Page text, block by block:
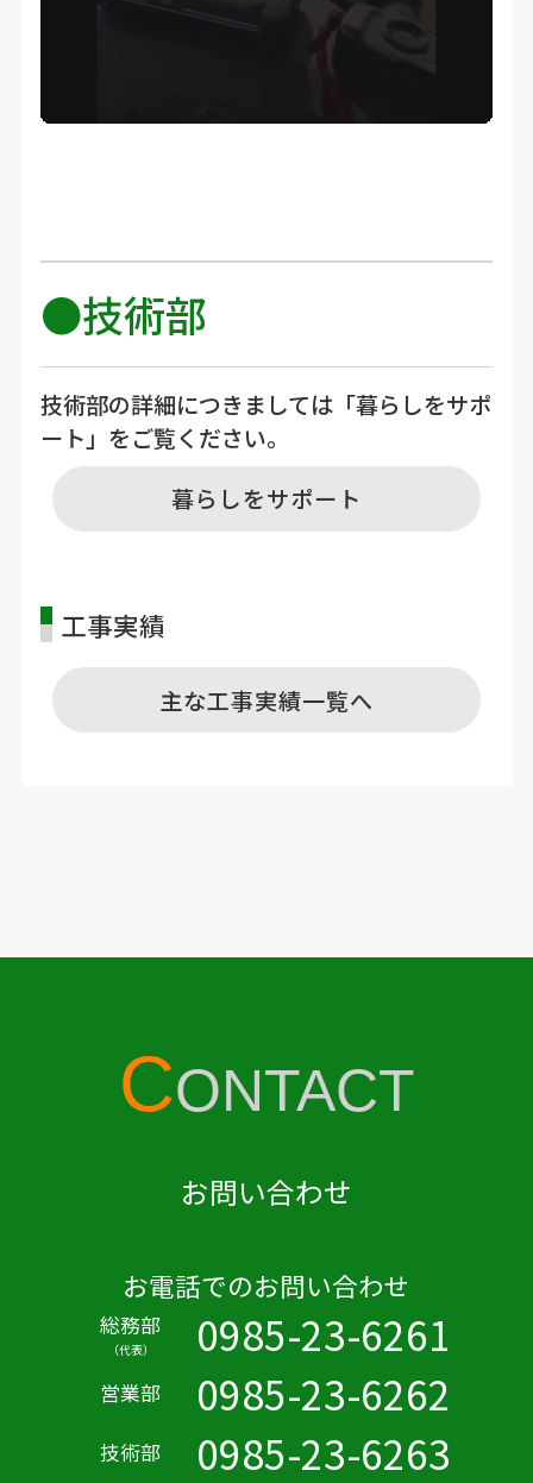
●技術部
技術部の詳細につきましては「暮らしをサポ
ート」をご覧ください。
暮らしをサポート
工事実績
主な工事実績一覧へ
CONTACT
お問い合わせ
お電話でのお問い合わせ
総務部
（代表） 0985-23-6261
営業部 0985-23-6262
技術部 0985-23-6263